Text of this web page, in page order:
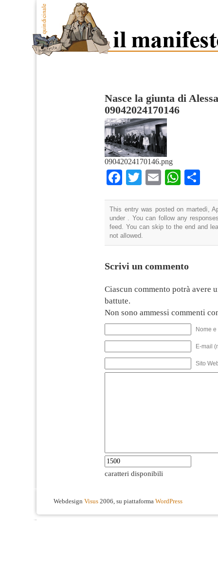
Nasce la giunta di
09042024170146
09042024170146.png
Facebook
TwitterEmail
This entry was posted on martedì,
under . You can follow any
feed. You can skip to the end and
not allowed.
Scrivi un commento
Ciascun commento potrà avere
battute.
Non sono ammessi commenti
Nome
E-mail
Sito
caratteri disponibili
Webdesign Visus 2006, su piattaforma WordPress